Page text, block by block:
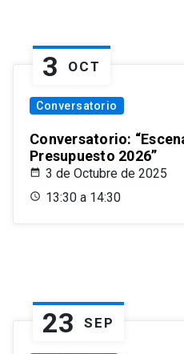
3 OCT
Conversatorio
Conversatorio:
Presupuesto 2026”
3 de Octubre de 2025
13:30 a 14:30
23 SEP